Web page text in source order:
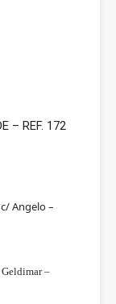
– REF. 172
Angelo –
–